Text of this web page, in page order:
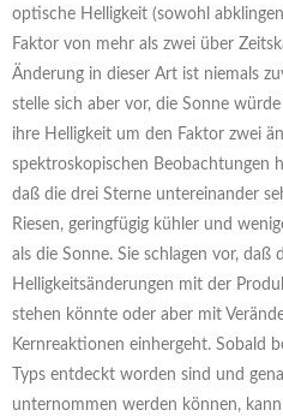
optische Helligkeit (sowohl
Faktor von mehr als zwei über
Änderung in dieser Art ist niemals
stelle sich aber vor, die Sonne
ihre Helligkeit um den Faktor zwei
spektroskopischen Beobachtungen
daß die drei Sterne untereinander
Riesen, geringfügig kühler und
als die Sonne. Sie schlagen vor, daß
Helligkeitsänderungen mit der
stehen könnte oder aber mit
Kernreaktionen einhergeht. Sobald
Typs entdeckt worden sind und
unternommen werden können,